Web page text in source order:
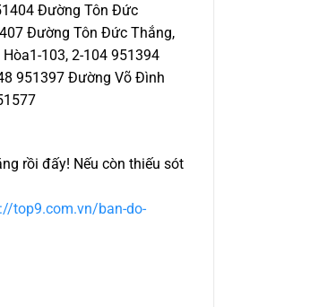
Đường Tôn Đức
Đường Tôn Đức Thắng,
103, 2-104 951394
951397 Đường Võ Đình
rồi đấy! Nếu còn thiếu sót
top9.com.vn/ban-do-